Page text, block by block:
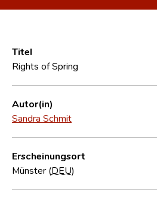
Häufige Fragen und Antworten
CNL
Forschungsgruppe
Kontakt
Titel
Rights of Spring
Autor(in)
Sandra Schmit
Erscheinungsort
Münster (DEU)